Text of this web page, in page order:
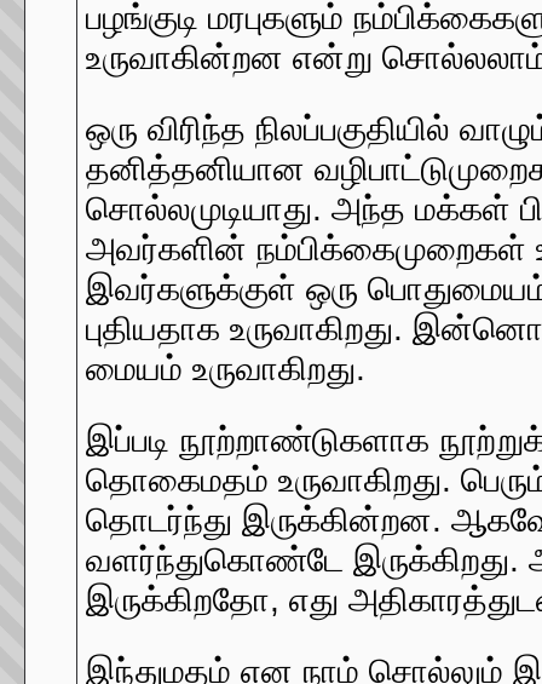
பழங்குடி மரபுகளும்
உருவாகின்றன என்று
ஒரு விரிந்த நிலப்பகுதியில்
தனித்தனியான
சொல்லமுடியாது. அந்த மக்கள்
அவர்களின்
இவர்களுக்குள் ஒரு
புதியதாக உருவாகிறது.
மையம் உருவாகிறது.
இப்படி நூற்றாண்டுகளாக
தொகைமதம் உருவாகிறது.
தொடர்ந்து இருக்கின்றன.
வளர்ந்துகொண்டே இருக்கிறது.
இருக்கிறதோ, எது
இந்துமதம் என நாம் சொல்லும்